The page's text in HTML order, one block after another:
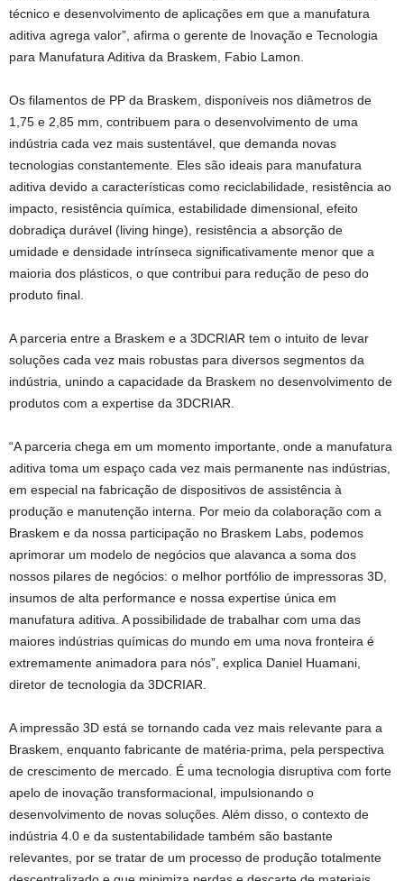
técnico e desenvolvimento de aplicações em que a manufatura
aditiva agrega valor”, afirma o gerente de Inovação e Tecnologia
para Manufatura Aditiva da Braskem, Fabio Lamon.
Os filamentos de PP da Braskem, disponíveis nos diâmetros de
1,75 e 2,85 mm, contribuem para o desenvolvimento de uma
indústria cada vez mais sustentável, que demanda novas
tecnologias constantemente. Eles são ideais para manufatura
aditiva devido a características como reciclabilidade, resistência ao
impacto, resistência química, estabilidade dimensional, efeito
dobradiça durável (living hinge), resistência a absorção de
umidade e densidade intrínseca significativamente menor que a
maioria dos plásticos, o que contribui para redução de peso do
produto final.
A parceria entre a Braskem e a 3DCRIAR tem o intuito de levar
soluções cada vez mais robustas para diversos segmentos da
indústria, unindo a capacidade da Braskem no desenvolvimento de
produtos com a expertise da 3DCRIAR.
“A parceria chega em um momento importante, onde a manufatura
aditiva toma um espaço cada vez mais permanente nas indústrias,
em especial na fabricação de dispositivos de assistência à
produção e manutenção interna. Por meio da colaboração com a
Braskem e da nossa participação no Braskem Labs, podemos
aprimorar um modelo de negócios que alavanca a soma dos
nossos pilares de negócios: o melhor portfólio de impressoras 3D,
insumos de alta performance e nossa expertise única em
manufatura aditiva. A possibilidade de trabalhar com uma das
maiores indústrias químicas do mundo em uma nova fronteira é
extremamente animadora para nós”, explica Daniel Huamani,
diretor de tecnologia da 3DCRIAR.
A impressão 3D está se tornando cada vez mais relevante para a
Braskem, enquanto fabricante de matéria-prima, pela perspectiva
de crescimento de mercado. É uma tecnologia disruptiva com forte
apelo de inovação transformacional, impulsionando o
desenvolvimento de novas soluções. Além disso, o contexto de
indústria 4.0 e da sustentabilidade também são bastante
relevantes, por se tratar de um processo de produção totalmente